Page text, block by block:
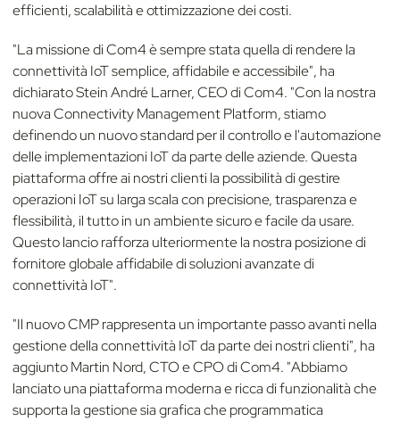
efficienti, scalabilità e ottimizzazione dei costi.
"La missione di Com4 è sempre stata quella di rendere la
connettività IoT semplice, affidabile e accessibile", ha
dichiarato Stein André Larner, CEO di Com4. "Con la nostra
nuova Connectivity Management Platform, stiamo
definendo un nuovo standard per il controllo e l'automazione
delle implementazioni IoT da parte delle aziende. Questa
piattaforma offre ai nostri clienti la possibilità di gestire
operazioni IoT su larga scala con precisione, trasparenza e
flessibilità, il tutto in un ambiente sicuro e facile da usare.
Questo lancio rafforza ulteriormente la nostra posizione di
fornitore globale affidabile di soluzioni avanzate di
connettività IoT".
"Il nuovo CMP rappresenta un importante passo avanti nella
gestione della connettività IoT da parte dei nostri clienti", ha
aggiunto Martin Nord, CTO e CPO di Com4. "Abbiamo
lanciato una piattaforma moderna e ricca di funzionalità che
supporta la gestione sia grafica che programmatica